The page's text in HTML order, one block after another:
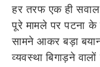
हर तरफ एक ही सवाल
पूरे मामले पर पटना के
सामने आकर बड़ा
व्यवस्था बिगाड़ने